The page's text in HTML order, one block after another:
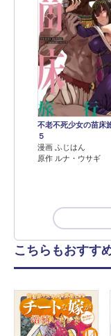
不老不死少女の苗床
５
漫画 ふじはん
原作 ルナ・ウサギ
こちらもおすす